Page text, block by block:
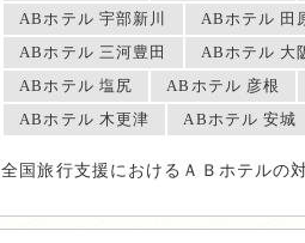
ABホテル 宇部新川
ABホテル 田
ABホテル 三河豊田
ABホテル 大
ABホテル 塩尻
ABホテル 彦根
ABホテル 木更津
ABホテル 安城
全国旅行支援におけるＡＢホテルの